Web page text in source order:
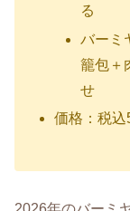
る
バーミ
籠包＋
せ
価格：税